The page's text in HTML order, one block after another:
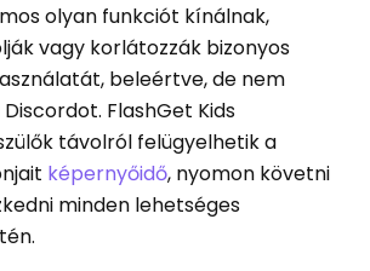
olyan funkciót kínálnak,
vagy korlátozzák bizonyos
beleértve, de nem
FlashGet Kids
távolról felügyelhetik a
képernyőidő, nyomon követni
minden lehetséges